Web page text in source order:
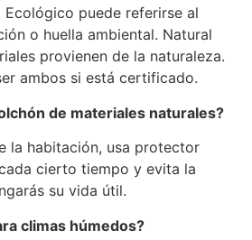
Ecológico puede referirse al
o huella ambiental. Natural
provienen de la naturaleza.
ambos si está certificado.
de materiales naturales?
la habitación, usa protector
cierto tiempo y evita la
su vida útil.
climas húmedos?